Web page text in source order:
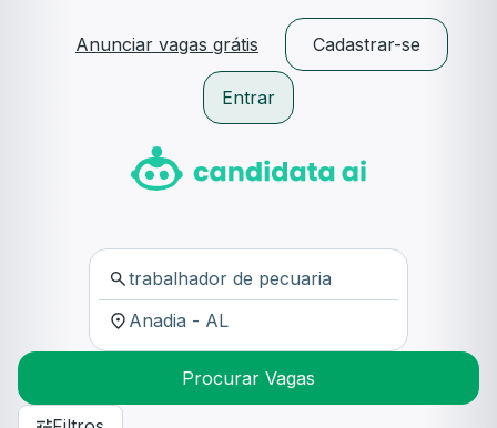
Anunciar vagas grátis Cadastrar-se
Entrar
Procurar Vagas